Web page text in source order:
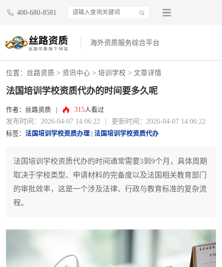
400-680-8581
海外资质服务综合平台
位置： 丝路资质 > 资讯中心 > 培训学校 > 文章详情
法国培训学校资质代办的时间要多久呢
作者：丝路资质 315人看过
发布时间：2026-04-07 14:06:22 更新时间：2026-04-07 14:06:22
标签： 法国培训学校资质办理 法国培训学校资质代办
法国培训学校资质代办的时间通常需要3到9个月，具体周期
取决于学校类型、申请材料的完备度以及法国相关教育部门
的审批效率，这是一个涉及法律、行政与教育标准的复杂流
程。